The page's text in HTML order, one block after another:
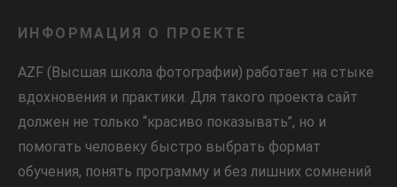
ИНФОРМАЦИЯ О ПРОЕКТЕ
AZF (Высшая школа фотографии) работает на стыке
вдохновения и практики. Для такого проекта сайт
должен не только “красиво показывать”, но и
помогать человеку быстро выбрать формат
обучения, понять программу и без лишних сомнений